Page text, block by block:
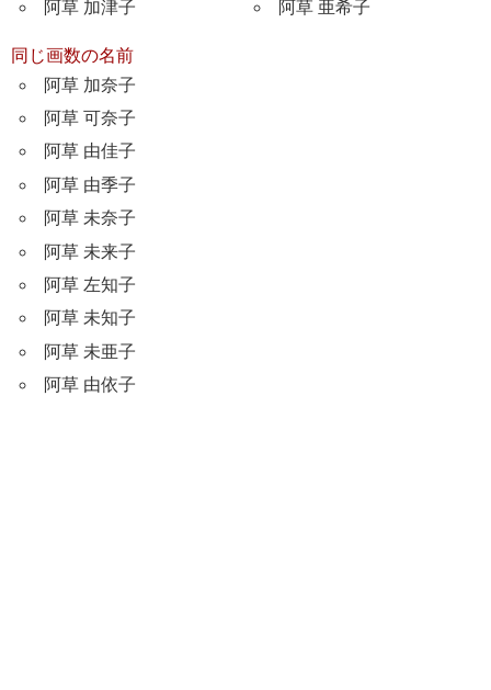
阿草 加津子 阿草 亜希子
同じ画数の名前
阿草 加奈子
阿草 可奈子
阿草 由佳子
阿草 由季子
阿草 未奈子
阿草 未来子
阿草 左知子
阿草 未知子
阿草 未亜子
阿草 由依子